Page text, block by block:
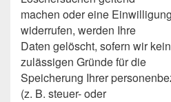
machen oder eine
widerrufen, werden Ihre
Daten gelöscht, sofern wir
zulässigen Gründe für die
Speicherung Ihrer
(z. B. steuer- oder